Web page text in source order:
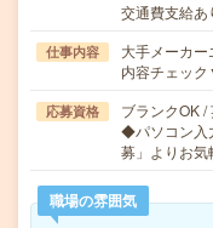
交通費支給あ
仕事内容
大手メーカ
内容チェッ
応募資格
ブランクOK /
◆パソコン入
募」よりお気
職場の雰囲気